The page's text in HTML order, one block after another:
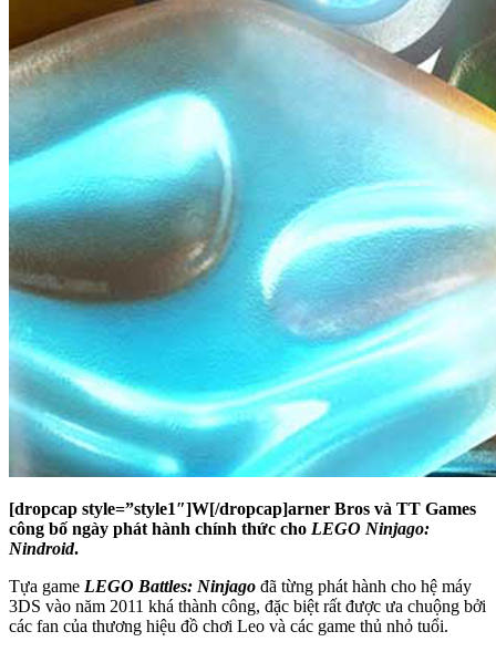
[dropcap style=”style1″]W[/dropcap]arner Bros và TT Games
công bố ngày phát hành chính thức cho LEGO Ninjago:
Nindroid.
Tựa game LEGO Battles: Ninjago đã từng phát hành cho hệ máy
3DS vào năm 2011 khá thành công, đặc biệt rất được ưa chuộng bởi
các fan của thương hiệu đồ chơi Leo và các game thủ nhỏ tuổi.